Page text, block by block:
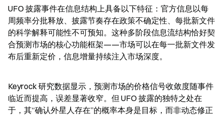
UFO 披露事件在信息结构上具备以下特征：官方信息以每
周频率分批释放、披露节奏存在政策不确定性、每批新文件
的科学解释可能性不可预知。这种多阶段信息流结构恰好契
合预测市场的核心功能框架——市场可以在每一批新文件发
布后重新定价，信息增量持续注入市场深度。
Keyrock 研究数据显示，预测市场的价格信号收敛度随事件
临近而提高，误差显著收窄。但 UFO 披露的独特之处在
于，其“确认外星人存在”的概率本身是目标，而非动态修正